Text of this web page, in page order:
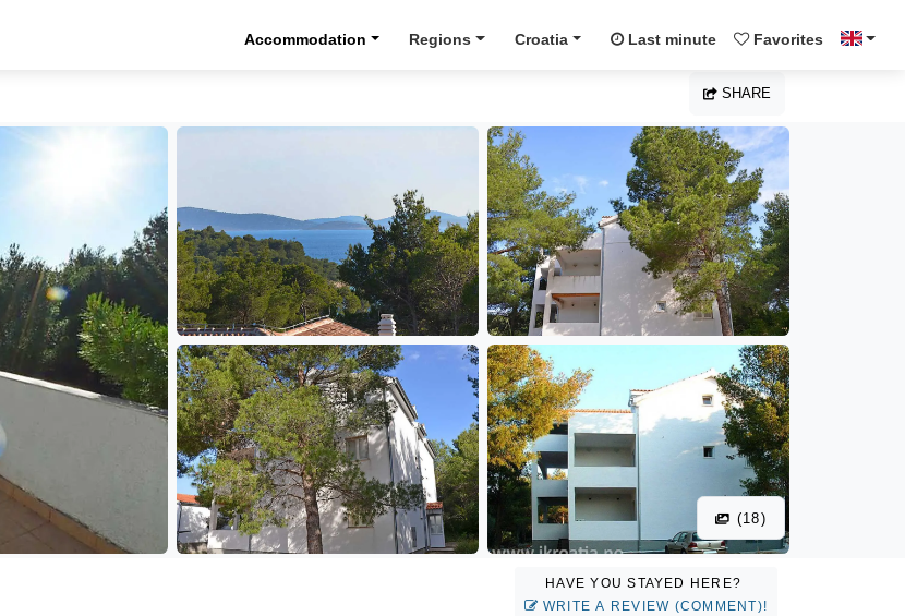
Accommodation Regions Croatia Last minute Favorites
SHARE
(18)
HAVE YOU STAYED HERE?
WRITE A REVIEW (COMMENT)!